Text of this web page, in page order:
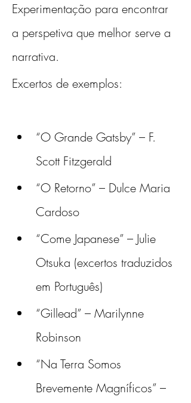
Experimentação para encontrar
a perspetiva que melhor serve a
narrativa.
Excertos de exemplos:
“O Grande Gatsby” – F.
Scott Fitzgerald
“O Retorno” – Dulce Maria
Cardoso
“Come Japanese” – Julie
Otsuka (excertos traduzidos
em Português)
“Gillead” – Marilynne
Robinson
“Na Terra Somos
Brevemente Magníficos” –